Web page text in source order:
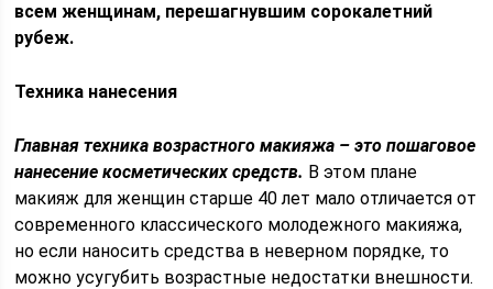
всем женщинам, перешагнувшим сорокалетний
рубеж.
Техника нанесения
Главная техника возрастного макияжа – это пошаговое
нанесение косметических средств. В этом плане
макияж для женщин старше 40 лет мало отличается от
современного классического молодежного макияжа,
но если наносить средства в неверном порядке, то
можно усугубить возрастные недостатки внешности.